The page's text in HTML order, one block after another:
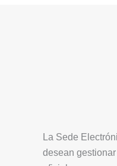
La Sede
desean